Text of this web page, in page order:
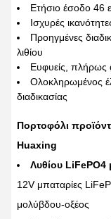
Ετήσιο έσοδο 46
Ισχυρές
Προηγμένες
λιθίου
Ευφυείς, πλήρως
Ολοκληρωμένος
διαδικασίας
Πορτοφόλι
Huaxing
Λυθίου LiFePO4
12V μπαταρίες
μολύβδου-οξέος